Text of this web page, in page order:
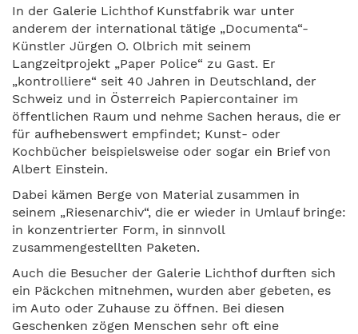
In der Galerie Lichthof Kunstfabrik war unter
anderem der international tätige „Documenta“-
Künstler Jürgen O. Olbrich mit seinem
Langzeitprojekt „Paper Police“ zu Gast. Er
„kontrolliere“ seit 40 Jahren in Deutschland, der
Schweiz und in Österreich Papiercontainer im
öffentlichen Raum und nehme Sachen heraus, die er
für aufhebenswert empfindet; Kunst- oder
Kochbücher beispielsweise oder sogar ein Brief von
Albert Einstein.
Dabei kämen Berge von Material zusammen in
seinem „Riesenarchiv“, die er wieder in Umlauf bringe:
in konzentrierter Form, in sinnvoll
zusammengestellten Paketen.
Auch die Besucher der Galerie Lichthof durften sich
ein Päckchen mitnehmen, wurden aber gebeten, es
im Auto oder Zuhause zu öffnen. Bei diesen
Geschenken zögen Menschen sehr oft eine